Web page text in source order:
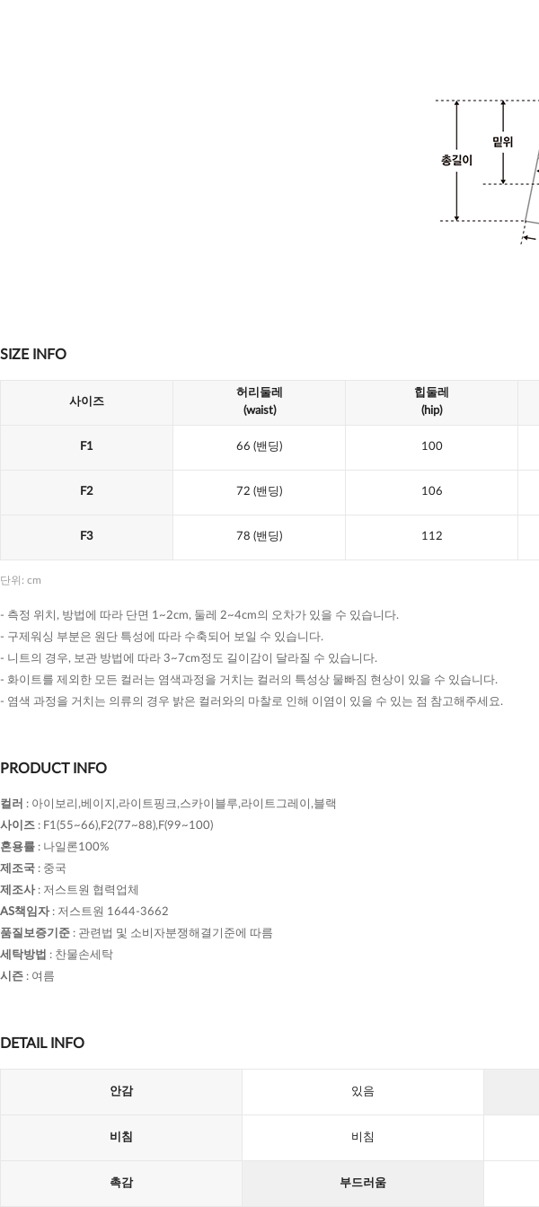
SIZE INFO
사이즈
허리둘레
(waist)
힙둘레
(hip)
F1 66 (밴딩) 100
F2 72 (밴딩) 106
F3 78 (밴딩) 112
단위: cm
- 측정 위치, 방법에 따라 단면 1~2cm, 둘레 2~4cm의 오차가 있을 수 있습니다.
- 구제워싱 부분은 원단 특성에 따라 수축되어 보일 수 있습니다.
- 니트의 경우, 보관 방법에 따라 3~7cm정도 길이감이 달라질 수 있습니다.
- 화이트를 제외한 모든 컬러는 염색과정을 거치는 컬러의 특성상 물빠짐 현상이 있을 수 있습니다.
- 염색 과정을 거치는 의류의 경우 밝은 컬러와의 마찰로 인해 이염이 있을 수 있는 점 참고해주세요.
PRODUCT INFO
컬러 : 아이보리,베이지,라이트핑크,스카이블루,라이트그레이,블랙
사이즈 : F1(55~66),F2(77~88),F(99~100)
혼용률 : 나일론100%
제조국 : 중국
제조사: 저스트원 협력업체
AS책임자: 저스트원 1644-3662
품질보증기준 : 관련법 및 소비자분쟁해결기준에 따름
세탁방법 : 찬물손세탁
시즌 : 여름
DETAIL INFO
안감 있음
비침 비침
촉감 부드러움